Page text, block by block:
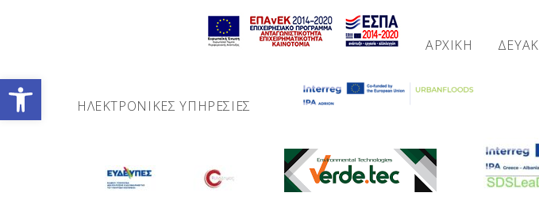
Ανοίξτε τη γραμμή εργαλείων
ΑΡΧΙΚΉ ΔΕΥΑΚ
ΗΛΕΚΤΡΟΝΙΚΈΣ ΥΠΗΡΕΣΊΕΣ